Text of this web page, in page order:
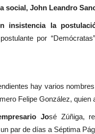
social, John Leandro
insistencia la
por
hay varios
Felipe González, quien
José Zúñiga,
par de días a Séptima
2026 1235
las 18:00 horas, los equipos
dos siniestros...